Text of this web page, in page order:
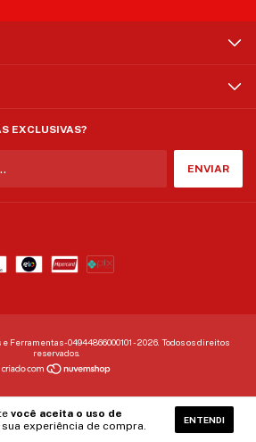
você aceita o uso de
experiência de compra. ENTENDI
EXCLUSIVAS?
- 04944866000101 - 2026. Todos os direitos
reservados.